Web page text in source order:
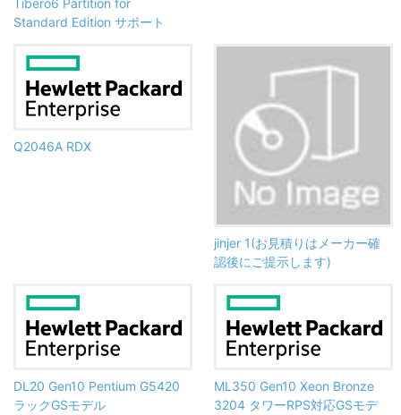
Tibero6 Partition for
Standard Edition サポート
Q2046A RDX
jinjer 1(お見積りはメーカー確
認後にご提示します)
DL20 Gen10 Pentium G5420
ラックGSモデル
ML350 Gen10 Xeon Bronze
3204 タワーRPS対応GSモデ